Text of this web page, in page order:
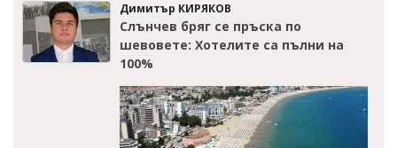
Димитър КИРЯКОВ
Слънчев бряг се пръска по
шевовете: Хотелите са пълни на
100%